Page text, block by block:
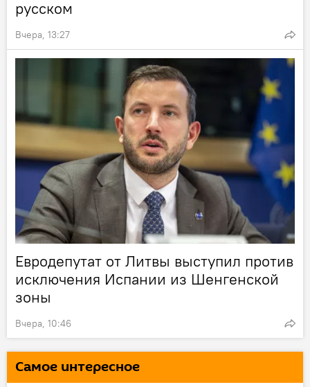
русском
Вчера, 13:27
Евродепутат от Литвы выступил против
исключения Испании из Шенгенской
зоны
Вчера, 10:46
Самое интересное